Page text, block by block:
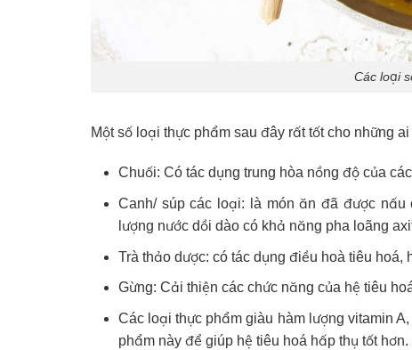
Các loại
Một số loại thực phẩm sau đây rất tốt cho những
Chuối: Có tác dụng trung hòa nồng độ của
Canh/ súp các loại: là món ăn đã được nấu
lượng nước dồi dào có khả năng pha loãng
Trà thảo dược: có tác dụng điều hoà tiêu hoá,
Gừng: Cải thiện các chức năng của hệ tiêu
Các loại thực phẩm giàu hàm lượng vitamin
phẩm này để giúp hệ tiêu hoá hấp thụ tốt hơn.